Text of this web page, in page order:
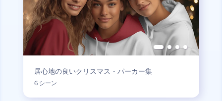
居心地の良いクリスマス・パーカー集
6 シーン